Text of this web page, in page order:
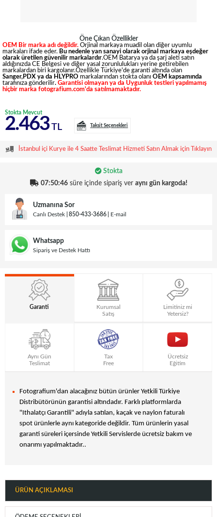
Öne Çıkan Özellikler
OEM Bir marka adı değildir. Orjinal markaya muadil olan diğer uyumlu
markaları ifade eder. Bu nedenle yan sanayi olarak orjinal markaya eşdeğer
olarak üretilen güvenilir markalardır.OEM Batarya ya da şarj aleti satın
aldığınızda CE Belgesi ve diğer yasal zorunlulukları yerine getirebilen
markalardan biri kargolanır.Özellikle Türkiye'de garanti altında olan
Sanger,PDX ya da HLYPRO markalarından stokta olanı OEM kapsamında
tarafınıza gönderilir. Garantisi olmayan ya da Uygunluk testleri yapılmamış
hiçbir marka fotografium.com'da satılmamaktadır.
Stokta Mevcut
2.463TL Taksit Seçenekleri
İstanbul içi Kurye ile 4 Saatte Teslimat Hizmeti Satın Almak için Tıklayın
Stokta
07:50:45süre içinde sipariş ver aynı gün kargoda!
Uzmanına Sor
Canlı Destek 850-433-3686 E-mail
Whatsapp
Sipariş ve Destek Hattı
Garanti
Kurumsal
Satış
Limitiniz mi
Yetersiz?
Aynı Gün
Teslimat
Tax
Free
Ücretsiz
Eğitim
Fotografium'dan alacağınız bütün ürünler Yetkili Türkiye
Distribütörünün garantisi altındadır. Farklı platformlarda
"Ithalatçı Garantili" adıyla satılan, kaçak ve naylon faturalı
spot ürünlerle aynı kategoride değildir. Tüm ürünlerin yasal
garanti süreleri içersinde Yetkili Servislerde ücretsiz bakım ve
onarımı yapılmaktadır..
ÜRÜN AÇIKLAMASI